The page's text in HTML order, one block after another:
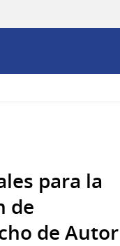
para la
de
de Autor